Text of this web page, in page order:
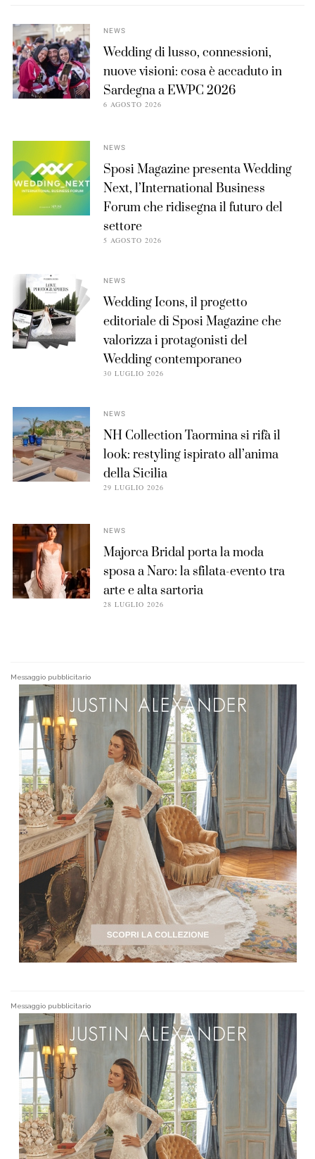
NEWS
Wedding di lusso, connessioni,
nuove visioni: cosa è accaduto in
Sardegna a EWPC 2026
6 AGOSTO 2026
NEWS
Sposi Magazine presenta Wedding
Next, l’International Business
Forum che ridisegna il futuro del
settore
5 AGOSTO 2026
NEWS
Wedding Icons, il progetto
editoriale di Sposi Magazine che
valorizza i protagonisti del
Wedding contemporaneo
30 LUGLIO 2026
NEWS
NH Collection Taormina si rifà il
look: restyling ispirato all’anima
della Sicilia
29 LUGLIO 2026
NEWS
Majorca Bridal porta la moda
sposa a Naro: la sfilata-evento tra
arte e alta sartoria
28 LUGLIO 2026
Messaggio pubblicitario
Messaggio pubblicitario